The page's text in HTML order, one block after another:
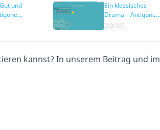
und
Ein klassisches
Drama – Antigone
Interpretation
(03:35)
kannst? In unserem Beitrag und im